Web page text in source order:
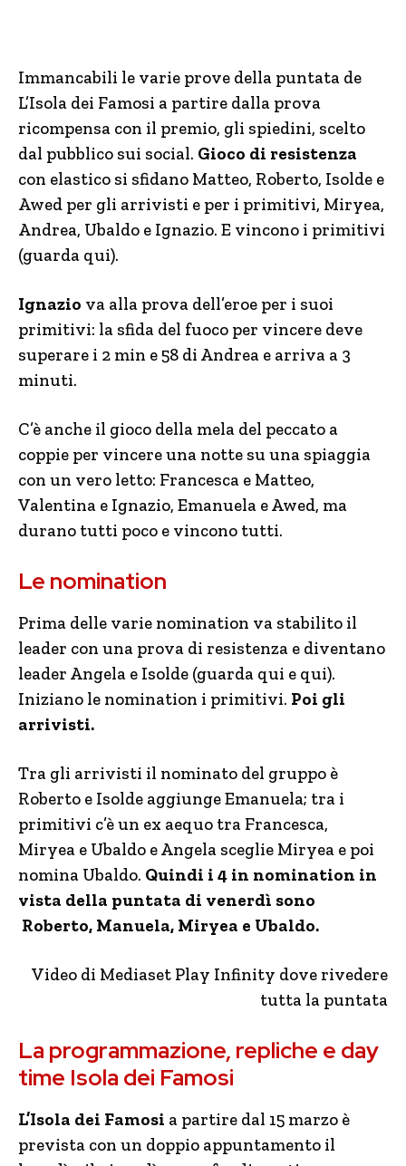
Immancabili le varie prove della puntata de
L’Isola dei Famosi a partire dalla prova
ricompensa con il premio, gli spiedini, scelto
dal pubblico sui social. Gioco di resistenza
con elastico si sfidano Matteo, Roberto, Isolde e
Awed per gli arrivisti e per i primitivi, Miryea,
Andrea, Ubaldo e Ignazio. E vincono i primitivi
(guarda qui).
Ignazio va alla prova dell’eroe per i suoi
primitivi: la sfida del fuoco per vincere deve
superare i 2 min e 58 di Andrea e arriva a 3
minuti.
C’è anche il gioco della mela del peccato a
coppie per vincere una notte su una spiaggia
con un vero letto: Francesca e Matteo,
Valentina e Ignazio, Emanuela e Awed, ma
durano tutti poco e vincono tutti.
Le nomination
Prima delle varie nomination va stabilito il
leader con una prova di resistenza e diventano
leader Angela e Isolde (guarda qui e qui).
Iniziano le nomination i primitivi. Poi gli
arrivisti.
Tra gli arrivisti il nominato del gruppo è
Roberto e Isolde aggiunge Emanuela; tra i
primitivi c’è un ex aequo tra Francesca,
Miryea e Ubaldo e Angela sceglie Miryea e poi
nomina Ubaldo. Quindi i 4 in nomination in
vista della puntata di venerdì sono
Roberto, Manuela, Miryea e Ubaldo.
Video di Mediaset Play Infinity dove rivedere
tutta la puntata
La programmazione, repliche e day
time Isola dei Famosi
L’Isola dei Famosi a partire dal 15 marzo è
prevista con un doppio appuntamento il